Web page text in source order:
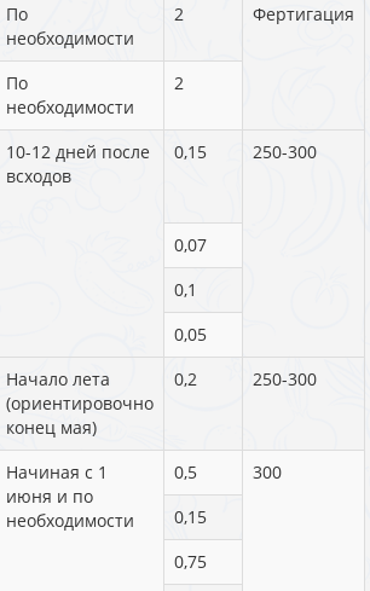
По
необходимости
2 Фертигация
По
необходимости
2
10-12 дней после
всходов
0,15 250-300
0,07
0,1
0,05
Начало лета
(ориентировочно
конец мая)
0,2 250-300
Начиная с 1
июня и по
необходимости
0,5
300
0,15
0,75